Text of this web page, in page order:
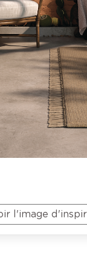
l'image